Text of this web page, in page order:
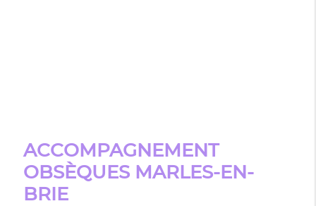
ACCOMPAGNEMENT
OBSÈQUES MARLES-EN-
BRIE